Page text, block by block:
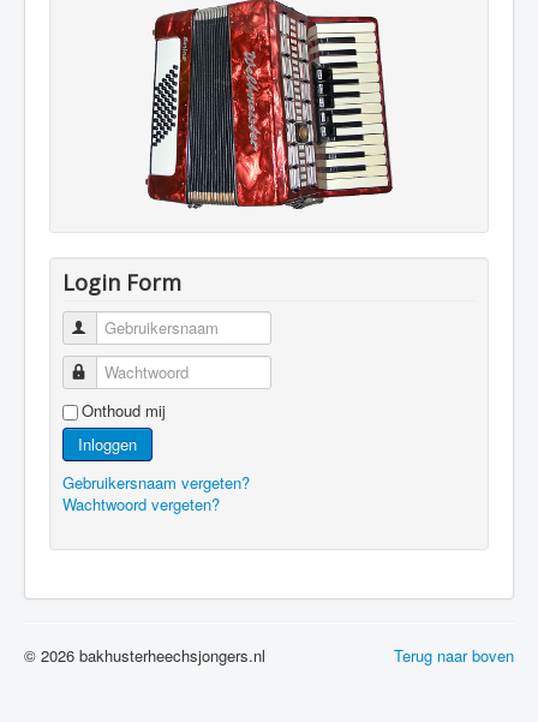
Login Form
Gebruikersnaam
Wachtwoord
Onthoud mij
Inloggen
Gebruikersnaam vergeten?
Wachtwoord vergeten?
Terug naar boven
© 2026 bakhusterheechsjongers.nl